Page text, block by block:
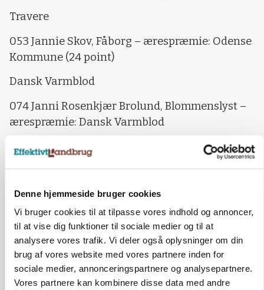
Denne hjemmeside bruger cookies
Vi bruger cookies til at tilpasse vores indhold og annoncer,
til at vise dig funktioner til sociale medier og til at
analysere vores trafik. Vi deler også oplysninger om din
brug af vores website med vores partnere inden for
sociale medier, annonceringspartnere og analysepartnere.
Vores partnere kan kombinere disse data med andre
Travere
053 Jannie Skov, Fåborg – ærespræmie: Odense
Kommune (24 point)
Dansk Varmblod
074 Janni Rosenkjær Brolund, Blommenslyst –
ærespræmie: Dansk Varmblod
064 Maria Hansen, Tommerup – ærespræmie:
Dansk Varmblod Region 3
076 Stutteri Hjorth v/Jørgen Pedersen, Pejrup –
ærespræmie: Dansk Varmblod Region 3 (Bedste
3 års hoppe)
086 Vibeke Jørgensen, Ringe – ærespræmie: